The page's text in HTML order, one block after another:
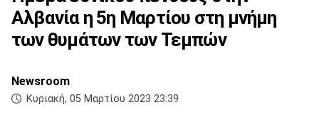
Αλβανία η 5η Μαρτίου στη μνήμη
των θυμάτων των Τεμπών
Newsroom
Κυριακή, 05 Μαρτίου 2023 23:39